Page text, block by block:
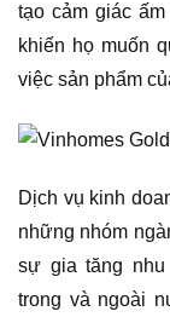
tạo cảm giác
khiến họ muốn
việc sản phẩm
Dịch vụ kinh
những nhóm
sự gia tăng
trong và ngoài